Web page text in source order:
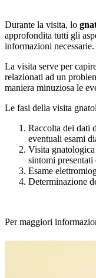
Durante la visita, lo
approfondita tutti gli
informazioni necessarie.
La visita serve per
relazionati ad un
maniera minuziosa le
Le fasi della visita
Raccolta dei dati
eventuali esami
Visita
sintomi presentati
Esame
Determinazione
Per maggiori